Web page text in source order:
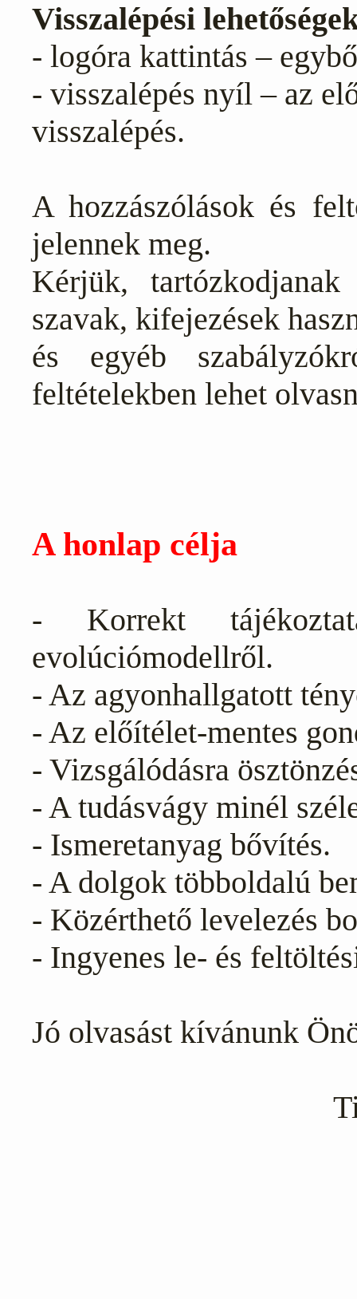
Visszalépési
- logóra kattintás –
- visszalépés nyíl – az
visszalépés.
A hozzászólások és
jelennek meg.
Kérjük,
szavak, kifejezések
és egyéb
feltételekben lehet
A honlap célja
- Korrekt
evolúciómodellről.
- Az agyonhallgatott
- Az előítélet-mentes
- Vizsgálódásra
- A tudásvágy minél
- Ismeretanyag bővítés.
- A dolgok többoldalú
- Közérthető levelezés
- Ingyenes le- és
Jó olvasást kívánunk